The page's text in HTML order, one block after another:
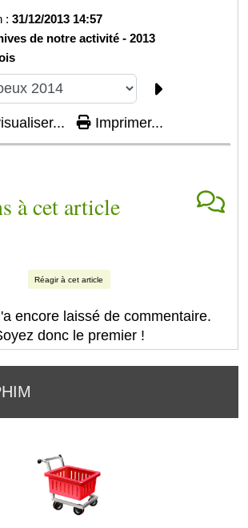
:31/12/2013 14:57
de notre activité -2013
Imprimer...
à cet article
Réagir à cet article
encore laissé de commentaire.
donc le premier !